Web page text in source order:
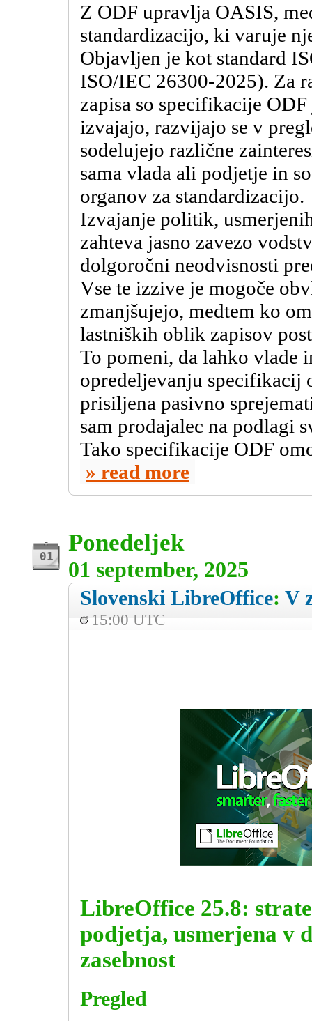
Z ODF upravlja OASIS,
standardizacijo, ki varuje
Objavljen je kot standard
ISO/IEC 26300-2025). Za
zapisa so specifikacije
izvajajo, razvijajo se v
sodelujejo različne
sama vlada ali podjetje in
organov za standardizacijo.
Izvajanje politik,
zahteva jasno zavezo
dolgoročni neodvisnosti
Vse te izzive je mogoče
zmanjšujejo, medtem ko
lastniških oblik zapisov
To pomeni, da lahko vlade
opredeljevanju specifikacij
prisiljena pasivno
sam prodajalec na podlagi
Tako specifikacije ODF
read more
Ponedeljek
01 september, 2025
Slovenski LibreOffice: V
15:00 UTC
LibreOffice 25.8:
podjetja, usmerjena v
zasebnost
Pregled